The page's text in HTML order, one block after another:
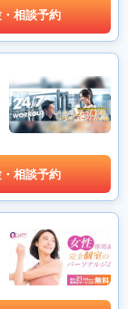
相談予約
相談予約